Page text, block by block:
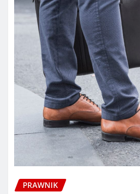
PRAWNIK